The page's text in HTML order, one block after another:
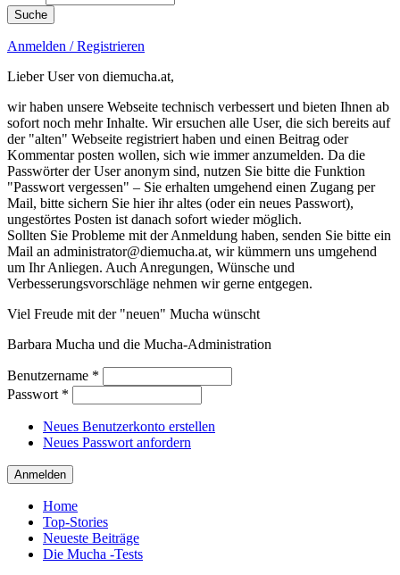
Anmelden / Registrieren
Lieber User von diemucha.at,
wir haben unsere Webseite technisch verbessert und bieten Ihnen ab
sofort noch mehr Inhalte. Wir ersuchen alle User, die sich bereits auf
der "alten" Webseite registriert haben und einen Beitrag oder
Kommentar posten wollen, sich wie immer anzumelden. Da die
Passwörter der User anonym sind, nutzen Sie bitte die Funktion
"Passwort vergessen" – Sie erhalten umgehend einen Zugang per
Mail, bitte sichern Sie hier ihr altes (oder ein neues Passwort),
ungestörtes Posten ist danach sofort wieder möglich.
Sollten Sie Probleme mit der Anmeldung haben, senden Sie bitte ein
Mail an administrator@diemucha.at, wir kümmern uns umgehend
um Ihr Anliegen. Auch Anregungen, Wünsche und
Verbesserungsvorschläge nehmen wir gerne entgegen.
Viel Freude mit der "neuen" Mucha wünscht
Barbara Mucha und die Mucha-Administration
Benutzername *
Passwort *
Neues Benutzerkonto erstellen
Neues Passwort anfordern
Home
Top-Stories
Neueste Beiträge
Die Mucha -Tests